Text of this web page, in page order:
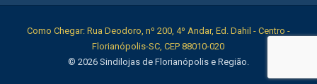
Como Chegar: Rua Deodoro, nº 200, 4º Andar, Ed. Dahil - Centro -
Florianópolis-SC, CEP 88010-020
© 2026 Sindilojas de Florianópolis e Região.